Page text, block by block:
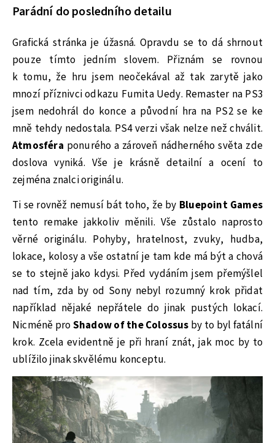
Parádní do posledního detailu
Grafická stránka je úžasná. Opravdu se to dá shrnout
pouze tímto jedním slovem. Přiznám se rovnou
k tomu, že hru jsem neočekával až tak zarytě jako
mnozí příznivci odkazu Fumita Uedy. Remaster na PS3
jsem nedohrál do konce a původní hra na PS2 se ke
mně tehdy nedostala. PS4 verzi však nelze než chválit.
Atmosféra ponurého a zároveň nádherného světa zde
doslova vyniká. Vše je krásně detailní a ocení to
zejména znalci originálu.
Ti se rovněž nemusí bát toho, že by Bluepoint Games
tento remake jakkoliv měnili. Vše zůstalo naprosto
věrné originálu. Pohyby, hratelnost, zvuky, hudba,
lokace, kolosy a vše ostatní je tam kde má být a chová
se to stejně jako kdysi. Před vydáním jsem přemýšlel
nad tím, zda by od Sony nebyl rozumný krok přidat
například nějaké nepřátele do jinak pustých lokací.
Nicméně proShadow of the Colossus by to byl fatální
krok. Zcela evidentně je při hraní znát, jak moc by to
ublížilo jinak skvělému konceptu.